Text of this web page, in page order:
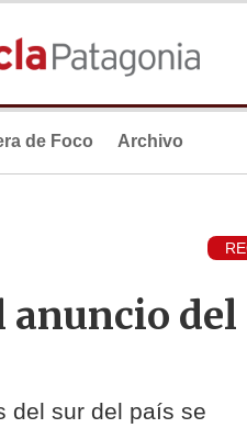
de Foco Archivo
anuncio del
del sur del país se